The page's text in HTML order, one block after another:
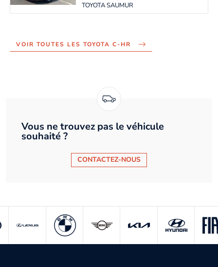
TOYOTA SAUMUR
VOIR TOUTES LES TOYOTA C-HR
Vous ne trouvez pas le véhicule
souhaité ?
CONTACTEZ-NOUS